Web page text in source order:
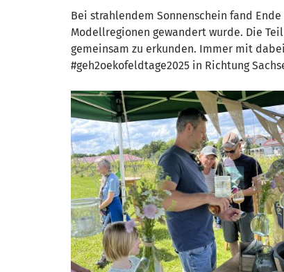
Bei strahlendem Sonnenschein fand
Modellregionen gewandert wurde. Die
gemeinsam zu erkunden. Immer mit
#geh2oekofeldtage2025 in Richtung